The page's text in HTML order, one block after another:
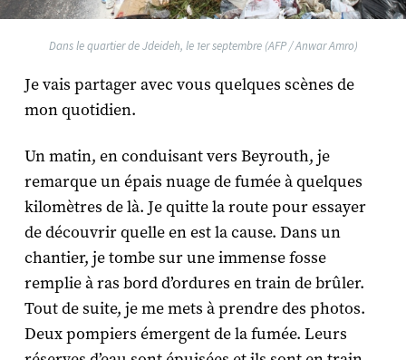
Dans le quartier de Jdeideh, le 1er septembre (AFP / Anwar Amro)
Je vais partager avec vous quelques scènes de
mon quotidien.
Un matin, en conduisant vers Beyrouth, je
remarque un épais nuage de fumée à quelques
kilomètres de là. Je quitte la route pour essayer
de découvrir quelle en est la cause. Dans un
chantier, je tombe sur une immense fosse
remplie à ras bord d’ordures en train de brûler.
Tout de suite, je me mets à prendre des photos.
Deux pompiers émergent de la fumée. Leurs